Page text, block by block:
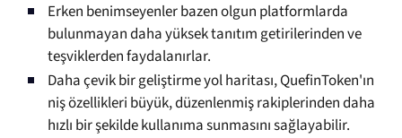
Erken benimseyenler bazen olgun platformlarda
bulunmayan daha yüksek tanıtım getirilerinden ve
teşviklerden faydalanırlar.
Daha çevik bir geliştirme yol haritası, QuefinToken'ın
niş özellikleri büyük, düzenlenmiş rakiplerinden daha
hızlı bir şekilde kullanıma sunmasını sağlayabilir.